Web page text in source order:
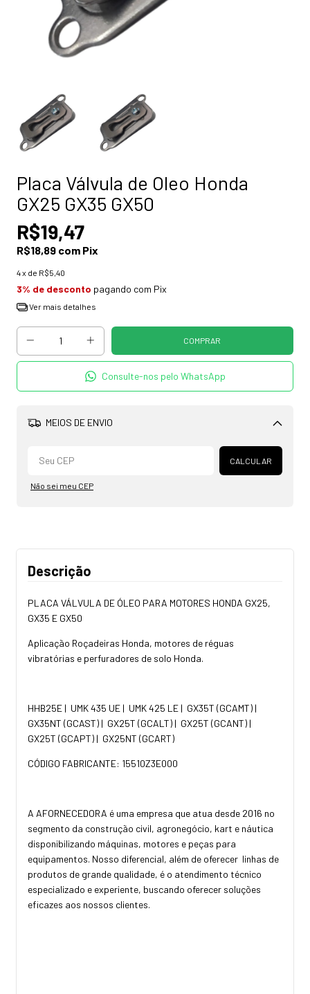
Placa Válvula de Oleo Honda
GX25 GX35 GX50
R$19,47
R$18,89 com Pix
4x de R$5,40
3% de desconto pagando com Pix
Ver mais detalhes
Consulte-nos pelo WhatsApp
MEIOS DE ENVIO
Alterar CEP
CALCULAR
Não sei meu CEP
Descrição
PLACA VÁLVULA DE ÓLEO PARA MOTORES HONDA GX25,
GX35 E GX50
Aplicação Roçadeiras Honda, motores de réguas
vibratórias e perfuradores de solo Honda.
HHB25E | UMK 435 UE | UMK 425 LE | GX35T (GCAMT) |
GX35NT (GCAST) | GX25T (GCALT) | GX25T (GCANT) |
GX25T (GCAPT) | GX25NT (GCART)
CÓDIGO FABRICANTE: 15510Z3E000
A AFORNECEDORA é uma empresa que atua desde 2016 no
segmento da construção civil, agronegócio, kart e náutica
disponibilizando máquinas, motores e peças para
equipamentos. Nosso diferencial, além de oferecer linhas de
produtos de grande qualidade, é o atendimento técnico
especializado e experiente, buscando oferecer soluções
eficazes aos nossos clientes.